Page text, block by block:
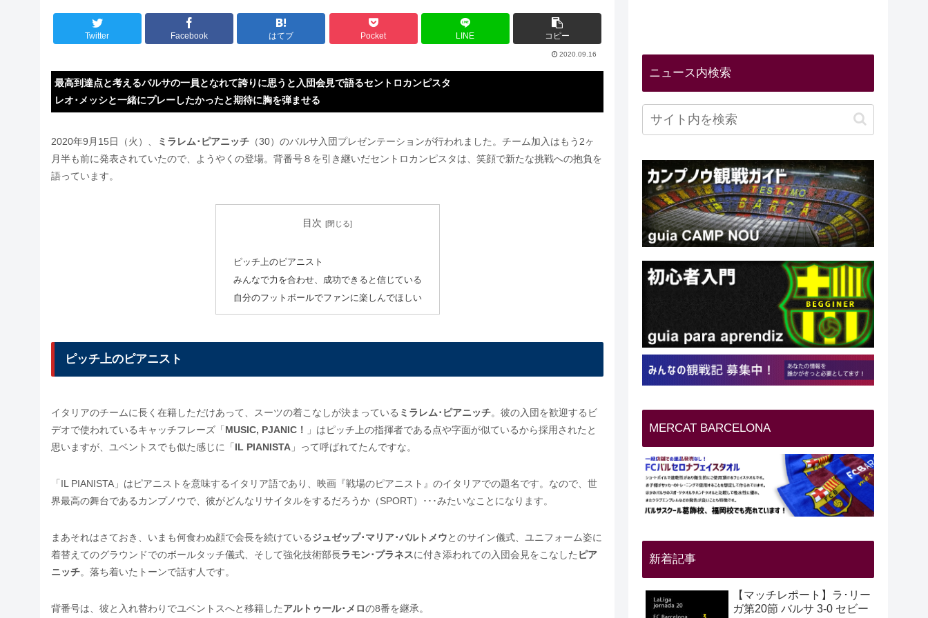
Twitter Facebook はてブ Pocket LINE コピー
2020.09.16
最高到達点と考えるバルサの一員となれて誇りに思うと入団会見で語るセントロカンピスタ
レオ･メッシと一緒にプレーしたかったと期待に胸を弾ませる
2020年9月15日（火）、 ミラレム･ピアニッチ （30）のバルサ入団プレゼンテーションが行われました。チーム加入はもう2ヶ
月半も前に発表されていたので、ようやくの登場。背番号８を引き継いだセントロカンピスタは、笑顔で新たな挑戦への抱負を
語っています。
目次
ピッチ上のピアニスト
みんなで力を合わせ、成功できると信じている
自分のフットボールでファンに楽しんでほしい
ピッチ上のピアニスト
イタリアのチームに長く在籍しただけあって、スーツの着こなしが決まっている ミラレム･ピアニッチ。彼の入団を歓迎するビ
デオで使われているキャッチフレーズ「 MUSIC, PJANIC！
」はピッチ上の指揮者である点や字面が似ているから採用されたと
思いますが、ユベントスでも似た感じに「 IL PIANISTA 」って呼ばれてたんですな。
「IL PIANISTA」はピアニストを意味するイタリア語であり、映画『戦場のピアニスト』のイタリアでの題名です。なので、世
界最高の舞台であるカンプノウで、彼がどんなリサイタルをするだろうか（SPORT）･･･みたいなことになります。
まあそれはさておき、いまも何食わぬ顔で会長を続けているジュゼップ･マリア･バルトメウとのサイン儀式、ユニフォーム姿に
着替えてのグラウンドでのボールタッチ儀式、そして強化技術部長ラモン･プラネスに付き添われての入団会見をこなした ピア
ニッチ。落ち着いたトーンで話す人です。
背番号は、彼と入れ替わりでユベントスへと移籍したアルトゥール･メロの8番を継承。
ニュース内検索
MERCAT BARCELONA
新着記事
【マッチレポート】ラ･リー
ガ第20節 バルサ 3-0 セビー